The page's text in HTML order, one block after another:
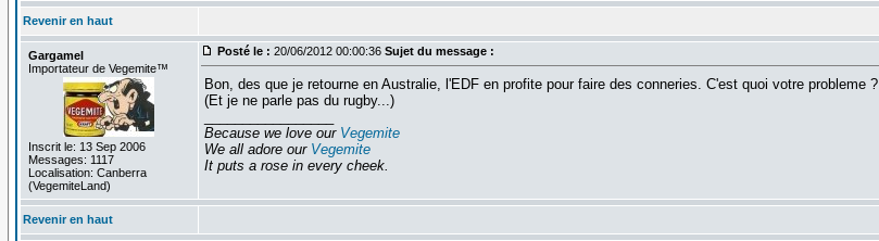
Revenir en haut
Gargamel
Importateur de Vegemite™
Inscrit le: 13 Sep 2006
Messages: 1117
Localisation: Canberra
(VegemiteLand)
Posté le : 20/06/2012 00:00:36 Sujet du message :
Bon, des que je retourne en Australie, l'EDF en profite pour faire des conneries. C'est quoi votre probleme ?
(Et je ne parle pas du rugby...)
Because we love our Vegemite
We all adore our Vegemite
It puts a rose in every cheek.
Revenir en haut